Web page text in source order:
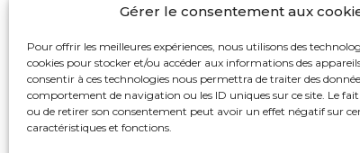
Gérer le consentement aux
Pour offrir les meilleures expériences, nous utilisons des
cookies pour stocker et/ou accéder aux informations des
consentir à ces technologies nous permettra de traiter des
comportement de navigation ou les ID uniques sur ce site. Le
ou de retirer son consentement peut avoir un effet négatif sur
caractéristiques et fonctions.
Etanchéité:Ne remonter et
couronne contre le boîtier après
joints d’étanchéité ou par des chocs
Il est recommandé de faire
quelques minutes dans un point
si elle est munie d’un bracelet en
Protégez votre